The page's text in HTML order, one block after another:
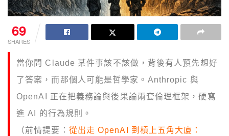
69
SHARES
當你問 Claude 某件事該不該做，背後有人預先想好
了答案，而那個人可能是哲學家。Anthropic 與
OpenAI 正在把義務論與後果論兩套倫理框架，硬寫
進 AI 的行為規則。
（前情提要： 從出走 OpenAI 到槓上五角大廈：